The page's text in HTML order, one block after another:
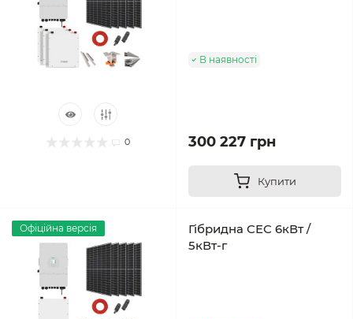
0
В наявності
300 227 грн
Купити
Офіційна версія
Гібридна СЕС 6кВт /
5кВт-г